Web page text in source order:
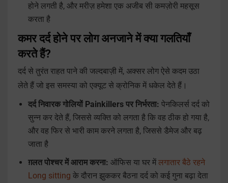
होने लगती है, और मरीज़ हमेशा एक अजीब सी कमज़ोरी महसूस
करता है
कमर दर्द होने पर लोग अनजाने में क्या गलतियाँ
करते हैं?
दर्द से तुरंत राहत पाने की जल्दबाज़ी में, अक्सर लोग ऐसे कदम उठा
लेते हैं जो इस समस्या को एक्यूट से क्रोनिक में धकेल देते हैं।
दर्द निवारक गोलियों Painkillers पर निर्भरता: पेनकिलर्स दर्द को
सुन्न कर देते हैं, जिससे व्यक्ति को लगता है कि वह ठीक हो गया है,
और वह फिर से भारी काम करने लगता है, जिससे डैमेज और बढ़
जाता है
ग़लत पोश्चर में आराम करना: ऑफिस या घर में लगातार बैठे रहने
Long sitting के दौरान झुककर बैठना दर्द को कई गुना बढ़ा देता